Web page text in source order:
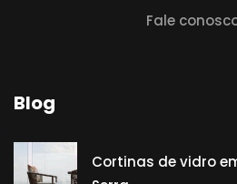
Fale
Blog
Cortinas de vidro